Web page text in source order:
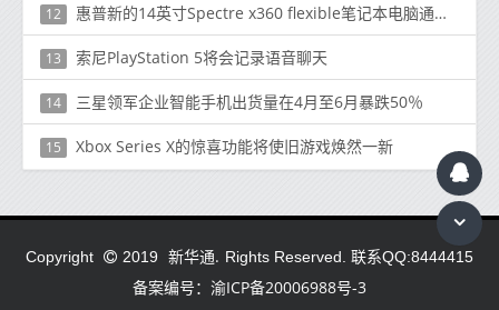
12 惠普新的14英寸Spectre x360 flexible笔记本电脑通过Evo认证
13 索尼PlayStation 5将会记录语音聊天
14 三星领军企业智能手机出货量在4月至6月暴跌50％
15 Xbox Series X的惊喜功能将使旧游戏焕然一新
Copyright 2019 新华通. Rights Reserved. 联系QQ:8444415
备案编号：渝ICP备20006988号-3